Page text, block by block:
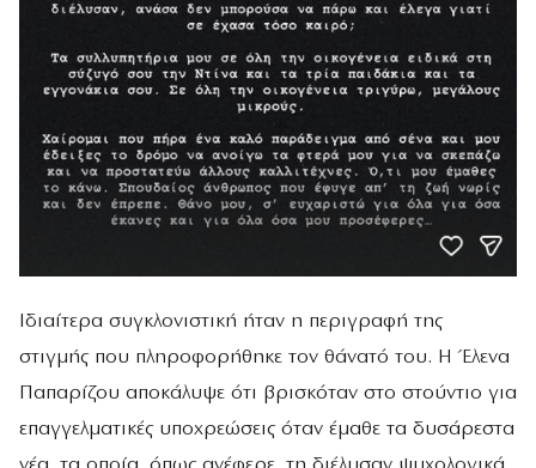
Ιδιαίτερα συγκλονιστική ήταν η περιγραφή της
στιγμής που πληροφορήθηκε τον θάνατό του. Η Έλενα
Παπαρίζου αποκάλυψε ότι βρισκόταν στο στούντιο για
επαγγελματικές υποχρεώσεις όταν έμαθε τα δυσάρεστα